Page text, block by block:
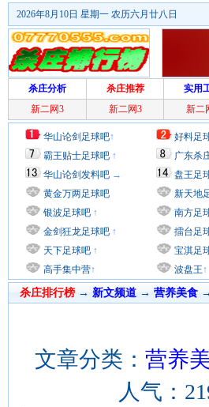
2026年8月10日 星期一 农历六月廿八日
杀庄分析 杀庄推荐 实用
新二网3
新二网3 新二
华山论剑足球吧↑
霸王贴士足球吧 ↑
华山论剑发料吧 →
黄金万两足球吧
银波足球吧 ↑
金剑狂龙足球吧 ↑
天下足球吧 ↑
高手集中营↑
好料足
广东杀
盘王足
新天地
南方足
擂台足
宝淇足
波盘王↑
杀庄排行榜 → 新文频道→ 营养美食
文章分类： 营养
人气：